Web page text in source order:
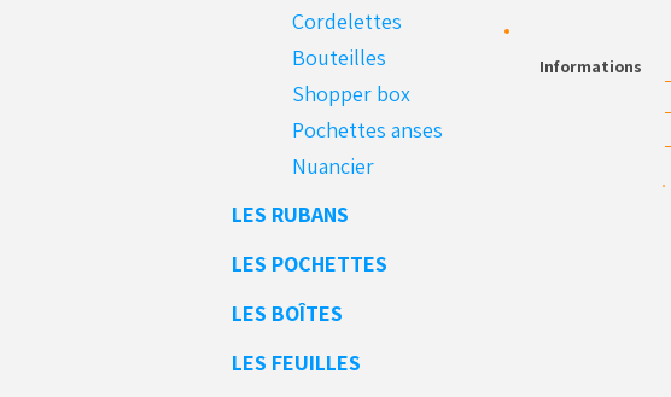
Cordelettes
Bouteilles
Shopper box
Pochettes anses
Nuancier
LES RUBANS
LES POCHETTES
LES BOÎTES
Informations
LES FEUILLES